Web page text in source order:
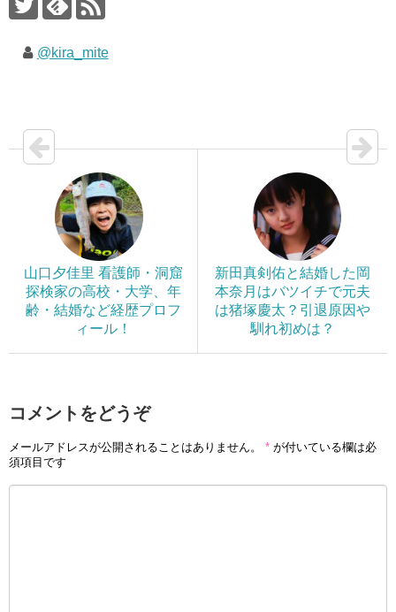
@kira_mite
山口夕佳里 看護師・洞窟
探検家の高校・大学、年
齢・結婚など経歴プロフ
ィール！
新田真剣佑と結婚した岡
本奈月はバツイチで元夫
は猪塚慶太？引退原因や
馴れ初めは？
コメントをどうぞ
メールアドレスが公開されることはありません。 * が付いている欄は必
須項目です